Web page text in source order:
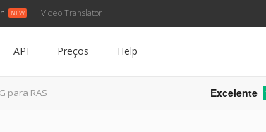
Video Translator
API Preços Help
para RAS Excelente